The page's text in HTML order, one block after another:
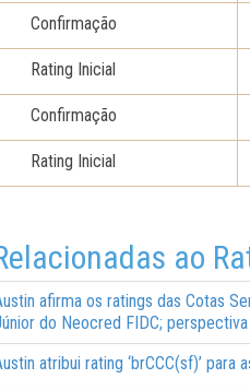
Confirmação
Rating Inicial
Confirmação
Rating Inicial
ao
afirma os ratings das Cotas
do Neocred FIDC;
atribui rating ‘brCCC(sf)’